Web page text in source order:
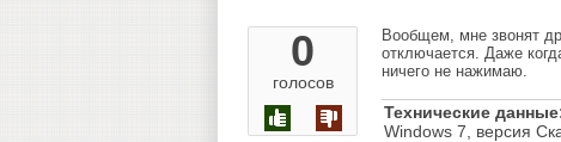
0
голосов
Вообщем, мне звонят
отключается. Даже
ничего не нажимаю.
Технические
Windows 7, версия